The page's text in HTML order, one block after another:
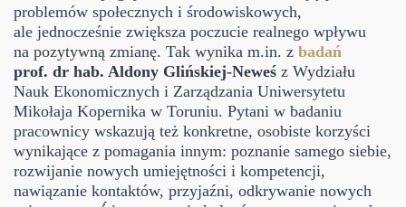
problemów społecznych i środowiskowych,
ale jednocześnie zwiększa poczucie realnego wpływu
na pozytywną zmianę. Tak wynika m.in. z badań
prof. dr hab. Aldony Glińskiej-Neweś z Wydziału
Nauk Ekonomicznych i Zarządzania Uniwersytetu
Mikołaja Kopernika w Toruniu. Pytani w badaniu
pracownicy wskazują też konkretne, osobiste korzyści
wynikające z pomagania innym: poznanie samego siebie,
rozwijanie nowych umiejętności i kompetencji,
nawiązanie kontaktów, przyjaźni, odkrywanie nowych